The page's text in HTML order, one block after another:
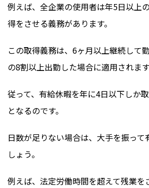
例えば、全企業の使用者は年5日以上
得をさせる義務があります。
この取得義務は、6ヶ月以上継続して
の8割以上出勤した場合に適用されます
従って、有給休暇を年に4日以下しか
となるのです。
日数が足りない場合は、大手を振って
しょう。
例えば、法定労働時間を超えて残業を